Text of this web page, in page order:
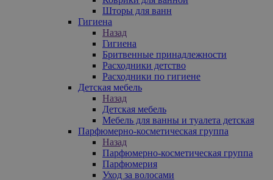
Шторы для ванн
Гигиена
Назад
Гигиена
Бритвенные принадлежности
Расходники детство
Расходники по гигиене
Детская мебель
Назад
Детская мебель
Мебель для ванны и туалета детская
Парфюмерно-косметическая группа
Назад
Парфюмерно-косметическая группа
Парфюмерия
Уход за волосами